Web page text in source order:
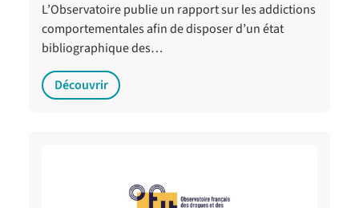
L’Observatoire publie un rapport sur les addictions
comportementales afin de disposer d’un état
bibliographique des…
Découvrir